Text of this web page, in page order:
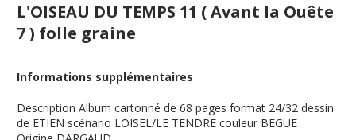
L'OISEAU DU TEMPS 11 ( Avant la Ouête
7 ) folle graine
Informations supplémentaires
Description Album cartonné de 68 pages format 24/32 dessin
de ETIEN scénario LOISEL/LE TENDRE couleur BEGUE